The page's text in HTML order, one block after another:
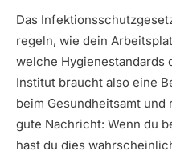
Das
regeln, wie dein
welche Hygienestandards
Institut braucht also eine
beim Gesundheitsamt
gute Nachricht: Wenn du
hast du dies